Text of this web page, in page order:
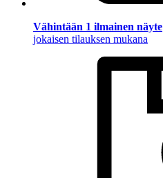
Vähintään 1 ilmainen näyte
jokaisen tilauksen mukana